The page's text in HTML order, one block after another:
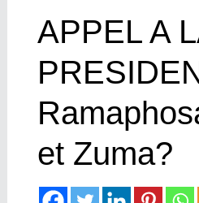
APPEL A
et Zuma?